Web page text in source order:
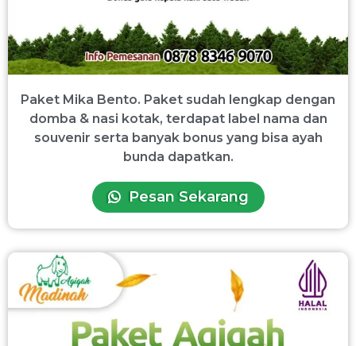
Paket Mika Bento. Paket sudah lengkap dengan
domba & nasi kotak, terdapat label nama dan
souvenir serta banyak bonus yang bisa ayah
bunda dapatkan.
Pesan Sekarang